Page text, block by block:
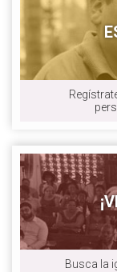
Busca la